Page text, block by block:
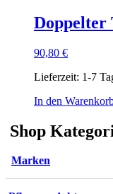
90,80 €
Lieferzeit: 1-7
In den
Shop
Marken